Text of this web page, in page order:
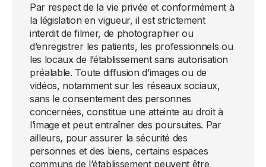
Par respect de la vie privée et conformément à
la législation en vigueur, il est strictement
interdit de filmer, de photographier ou
d’enregistrer les patients, les professionnels ou
les locaux de l’établissement sans autorisation
préalable. Toute diffusion d’images ou de
vidéos, notamment sur les réseaux sociaux,
sans le consentement des personnes
concernées, constitue une atteinte au droit à
l’image et peut entraîner des poursuites. Par
ailleurs, pour assurer la sécurité des
personnes et des biens, certains espaces
communs de l’établissement peuvent être